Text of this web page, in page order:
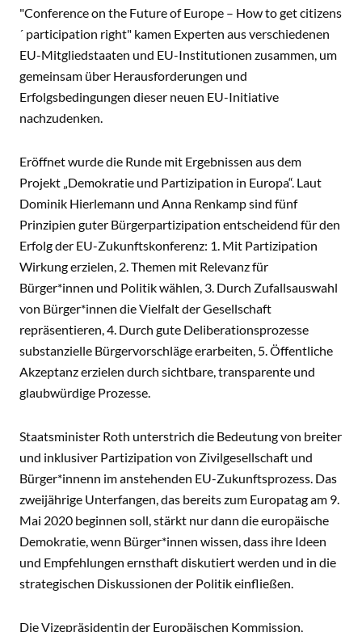
"Conference on the Future of Europe – How to get citizens
´ participation right" kamen Experten aus verschiedenen
EU-Mitgliedstaaten und EU-Institutionen zusammen, um
gemeinsam über Herausforderungen und
Erfolgsbedingungen dieser neuen EU-Initiative
nachzudenken.
Eröffnet wurde die Runde mit Ergebnissen aus dem
Projekt „Demokratie und Partizipation in Europa“. Laut
Dominik Hierlemann und Anna Renkamp sind fünf
Prinzipien guter Bürgerpartizipation entscheidend für den
Erfolg der EU-Zukunftskonferenz: 1. Mit Partizipation
Wirkung erzielen, 2. Themen mit Relevanz für
Bürger*innen und Politik wählen, 3. Durch Zufallsauswahl
von Bürger*innen die Vielfalt der Gesellschaft
repräsentieren, 4. Durch gute Deliberationsprozesse
substanzielle Bürgervorschläge erarbeiten, 5. Öffentliche
Akzeptanz erzielen durch sichtbare, transparente und
glaubwürdige Prozesse.
Staatsminister Roth unterstrich die Bedeutung von breiter
und inklusiver Partizipation von Zivilgesellschaft und
Bürger*innenn im anstehenden EU-Zukunftsprozess. Das
zweijährige Unterfangen, das bereits zum Europatag am 9.
Mai 2020 beginnen soll, stärkt nur dann die europäische
Demokratie, wenn Bürger*innen wissen, dass ihre Ideen
und Empfehlungen ernsthaft diskutiert werden und in die
strategischen Diskussionen der Politik einfließen.
Die Vizepräsidentin der Europäischen Kommission,